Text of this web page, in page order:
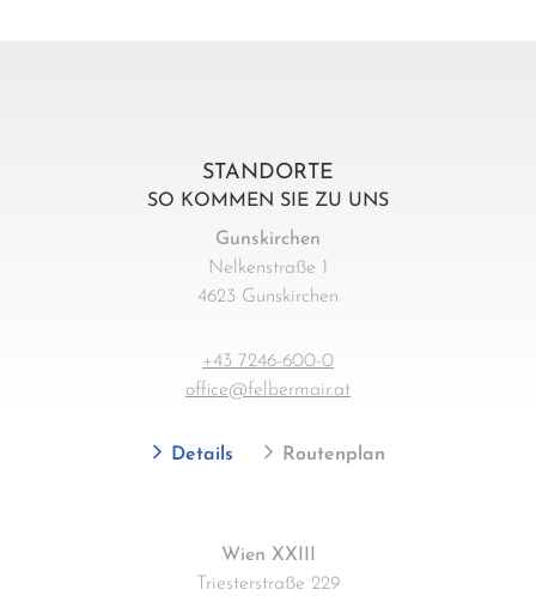
STANDORTE
SO KOMMEN SIE ZU UNS
Gunskirchen
Nelkenstraße 1
4623 Gunskirchen
+43 7246-600-0
office@felbermair.at
Details Routenplan
Wien XXIII
Triesterstraße 229